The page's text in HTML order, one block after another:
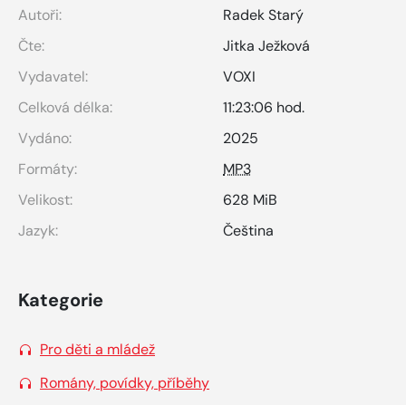
Autoři:
Radek Starý
Čte:
Jitka Ježková
Vydavatel:
VOXI
Celková délka:
11:23:06 hod.
Vydáno:
2025
Formáty:
MP3
Velikost:
628 MiB
Jazyk:
Čeština
Kategorie
Pro děti a mládež
Romány, povídky, příběhy